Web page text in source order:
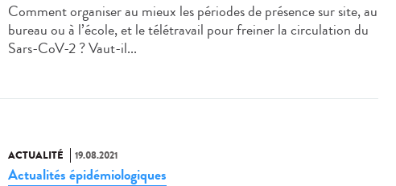
Comment organiser au mieux les périodes de présence sur site, au
bureau ou à l’école, et le télétravail pour freiner la circulation du
Sars-CoV-2 ? Vaut-il...
ACTUALITÉ 19.08.2021
Actualités épidémiologiques